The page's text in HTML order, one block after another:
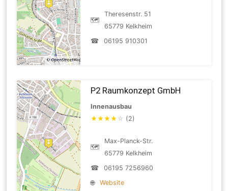
🗺
Theresenstr. 51
65779 Kelkheim
☎
06195 910301
P2 Raumkonzept GmbH
Innenausbau
★★★★ ☆ (2)
🗺
Max-Planck-Str.
65779 Kelkheim
☎
06195 7256960
🌐
Website